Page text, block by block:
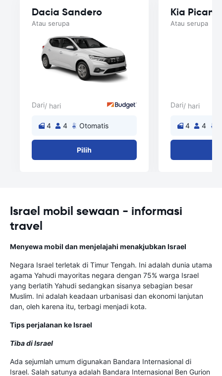
Dacia Sandero
Atau serupa
Dari/ hari
4 4 Otomatis
Pilih
Kia
Atau serupa
Dari/ hari
4 4
Israel mobil sewaan - informasi
travel
Menyewa mobil dan menjelajahi menakjubkan Israel
Negara Israel terletak di Timur Tengah. Ini adalah dunia utama
agama Yahudi mayoritas negara dengan 75% warga Israel
yang berlatih Yahudi sedangkan sisanya sebagian besar
Muslim. Ini adalah keadaan urbanisasi dan ekonomi lanjutan
dan, oleh karena itu, terbagi menjadi kota.
Tips perjalanan ke Israel
Tiba di Israel
Ada sejumlah umum digunakan Bandara Internasional di
Israel. Salah satunya adalah Bandara Internasional Ben Gurion